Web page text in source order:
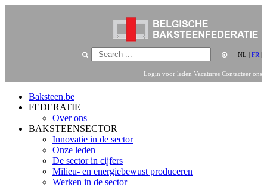
NL | FR |
Login voor leden Vacatures Contacteer ons
Baksteen.be
FEDERATIE
Over ons
BAKSTEENSECTOR
Innovatie in de sector
Onze leden
De sector in cijfers
Milieu- en energiebewust produceren
Werken in de sector